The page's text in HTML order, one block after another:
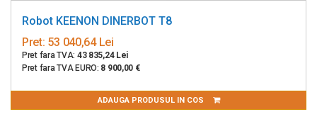
Robot KEENON DINERBOT T8
Pret: 53 040,64 Lei
Pret fara TVA: 43 835,24 Lei
Pret fara TVA EURO: 8 900,00 €
ADAUGA PRODUSUL IN COS